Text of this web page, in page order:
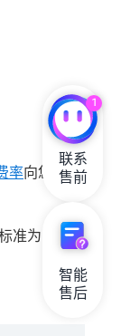
率向您收取
准为 1 分
1
联系
售前
智能
售后